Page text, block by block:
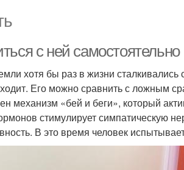
с ней самостоятельно
хотя бы раз в жизни сталкивались
Его можно сравнить с ложным
механизм «бей и беги», который
стимулирует симпатическую
В это время человек